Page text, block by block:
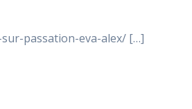
passation-eva-alex/ […]